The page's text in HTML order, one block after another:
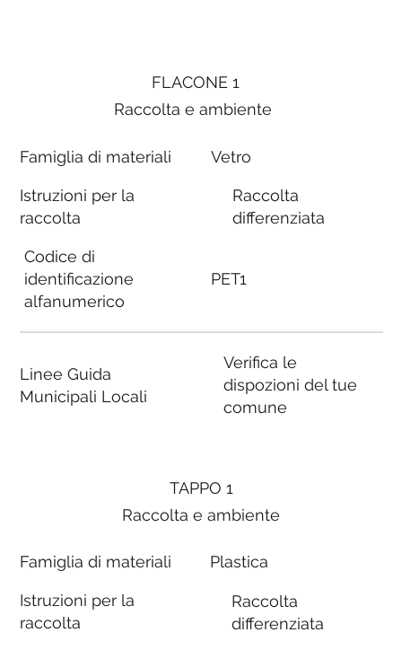
FLACONE 1
Raccolta e ambiente
Famiglia di materiali
Istruzioni per la
raccolta
Codice di
identificazione
alfanumerico
Linee Guida
Municipali Locali
Vetro
Raccolta
differenziata
PET1
Verifica le
dispozioni del tue
comune
TAPPO 1
Raccolta e ambiente
Famiglia di materiali
Istruzioni per la
raccolta
Plastica
Raccolta
differenziata